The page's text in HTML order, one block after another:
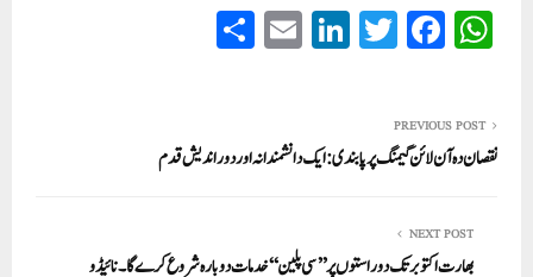
W
ha
A
pp
Fa
ce
ok
T
wi
r
Li
nk
In
E
m
PREVIOUS POST
نقصان دہ آن لائن گیمنگ پر پابندی: ایک دانشمندانہ اور دوراندیش قدم
NEXT POST
بھارت اکتوبر تک دو راستوں پر’’ سی پلین ‘‘خدمات دوبارہ شروع کرے گا۔ نائیڈو